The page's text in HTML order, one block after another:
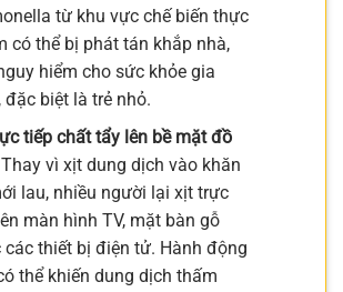
từ khu vực chế biến thực
có thể bị phát tán khắp nhà,
hiểm cho sức khỏe gia
đặc biệt là trẻ nhỏ.
tiếp chất tẩy lên bề mặt đồ
vì xịt dung dịch vào khăn
lau, nhiều người lại xịt trực
màn hình TV, mặt bàn gỗ
các thiết bị điện tử. Hành động
thể khiến dung dịch thấm